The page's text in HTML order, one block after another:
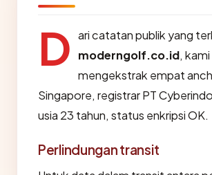
D ari catatan publik yang
moderngolf.co.id, kami
mengekstrak empat
Singapore, registrar PT
usia 23 tahun, status enkripsi OK.
Perlindungan transit